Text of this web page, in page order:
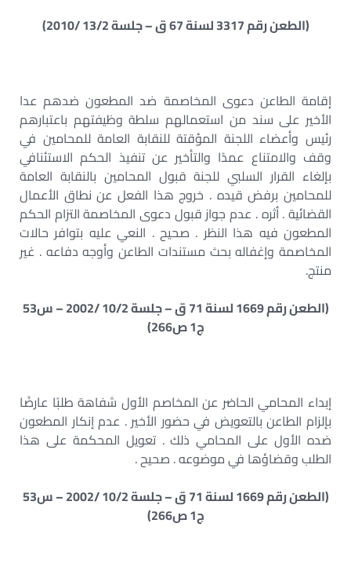
(الطعن رقم 3317 لسنة 67 ق – جلسة 13/2 /2010)
إقامة الطاعن دعوى المخاصمة ضد المطعون ضدهم عدا
الأخير على سند من استعمالهم سلطة وظيفتهم باعتبارهم
رئيس وأعضاء اللجنة المؤقتة للنقابة العامة للمحامين في
وقف والامتناع عمدًا والتأخير عن تنفيذ الحكم الاستئنافي
بإلغاء القرار السلبي للجنة قبول المحامين بالنقابة العامة
للمحامين برفض قيده . خروج هذا الفعل عن نطاق الأعمال
القضائية . أثره . عدم جواز قبول دعوى المخاصمة التزام الحكم
المطعون فيه هذا النظر . صحيح . النعي عليه بتوافر حالات
المخاصمة وإغفاله بحث مستندات الطاعن وأوجه دفاعه . غير
منتج.
(الطعن رقم 1669 لسنة 71 ق – جلسة 10/2 /2002 – س53
ج1 ص266)
إبداء المحامي الحاضر عن المخاصم الأول شفاهة طلبًا عارضًا
بإلزام الطاعن بالتعويض في حضور الأخير . عدم إنكار المطعون
ضده الأول على المحامي ذلك . تعويل المحكمة على هذا
الطلب وقضاؤها في موضوعه . صحيح .
(الطعن رقم 1669 لسنة 71 ق – جلسة 10/2 /2002 – س53
ج1 ص266)